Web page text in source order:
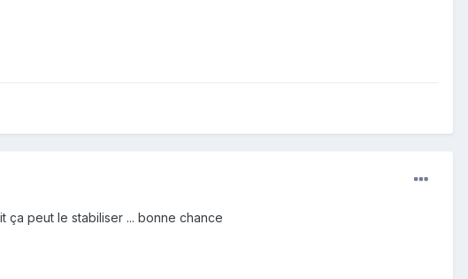
ça peut le stabiliser ... bonne chance